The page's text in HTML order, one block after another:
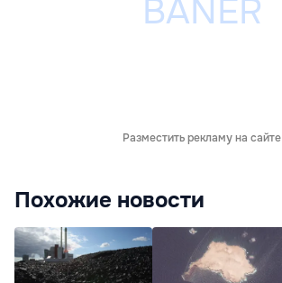
Разместить рекламу на сайте
Похожие новости